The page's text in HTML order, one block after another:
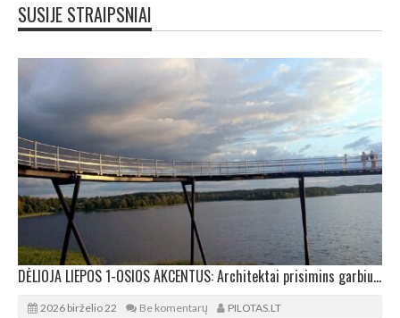
SUSIJE STRAIPSNIAI
DĖLIOJA LIEPOS 1-OSIOS AKCENTUS: Architektai prisimins garbius kolegas bei jungsis bendrai kelionei
2026 birželio 22 Be komentarų PILOTAS.LT